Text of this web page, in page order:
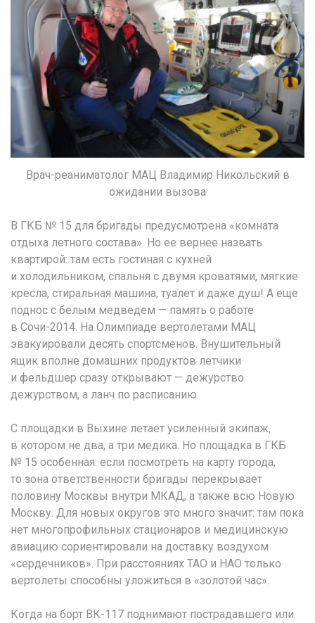
Врач-реаниматолог МАЦ Владимир Никольский в
ожидании вызова
В ГКБ № 15 для бригады предусмотрена «комната
отдыха летного состава». Но ее вернее назвать
квартирой: там есть гостиная с кухней
и холодильником, спальня с двумя кроватями, мягкие
кресла, стиральная машина, туалет и даже душ! А еще
поднос с белым медведем — память о работе
в Сочи-2014. На Олимпиаде вертолетами МАЦ
эвакуировали десять спортсменов. Внушительный
ящик вполне домашних продуктов летчики
и фельдшер сразу открывают — дежурство
дежурством, а ланч по расписанию.
С площадки в Выхине летает усиленный экипаж,
в котором не два, а три медика. Но площадка в ГКБ
№ 15 особенная: если посмотреть на карту города,
то зона ответственности бригады перекрывает
половину Москвы внутри МКАД, а также всю Новую
Москву. Для новых округов это много значит: там пока
нет многопрофильных стационаров и медицинскую
авиацию сориентировали на доставку воздухом
«сердечников». При расстояниях ТАО и НАО только
вертолеты способны уложиться в «золотой час».
Когда на борт ВК-117 поднимают пострадавшего или